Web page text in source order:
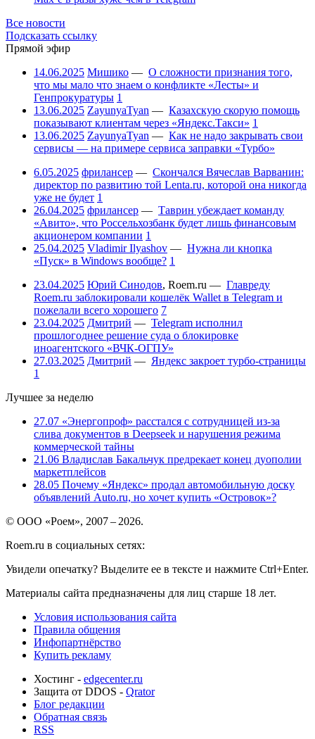
Все новости
Подсказать ссылку
Прямой эфир
14.06.2025 Мишико — О сложности признания того,
что мы мало что знаем о конфликте «Лесты» и
Генпрокуратуры 1
13.06.2025 ZayunyaTyan — Казахскую скорую помощь
показывают клиентам через «Яндекс.Такси» 1
13.06.2025 ZayunyaTyan — Как не надо закрывать свои
сервисы — на примере сервиса заправки «Турбо»
6.05.2025 фрилансер — Скончался Вячеслав Варванин:
директор по развитию той Lenta.ru, которой она никогда
уже не будет 1
26.04.2025 фрилансер — Таврин убеждает команду
«Авито», что Россельхозбанк будет лишь финансовым
акционером компании 1
25.04.2025 Vladimir Ilyashov — Нужна ли кнопка
«Пуск» в Windows вообще? 1
23.04.2025 Юрий Синодов, Roem.ru — Главреду
Roem.ru заблокировали кошелёк Wallet в Telegram и
пожелали всего хорошего 7
23.04.2025 Дмитрий — Telegram исполнил
прошлогоднее решение суда о блокировке
иноагентского «ВЧК-ОГПУ»
27.03.2025 Дмитрий — Яндекс закроет турбо-страницы
1
Лучшее за неделю
27.07 «Энергопроф» расстался с сотрудницей из-за
слива документов в Deepseek и нарушения режима
коммерческой тайны
21.06 Владислав Бакальчук предрекает конец дуополии
маркетплейсов
28.05 Почему «Яндекс» продал автомобильную доску
объявлений Auto.ru, но хочет купить «Островок»?
© ООО «Роем», 2007 – 2026.
Roem.ru в социальных сетях:
Увидели опечатку? Выделите ее в тексте и нажмите Ctrl+Enter.
Материалы сайта предназначены для лиц старше 18 лет.
Условия использования сайта
Правила общения
Инфопартнёрство
Купить рекламу
Хостинг - edgecenter.ru
Защита от DDOS - Qrator
Блог редакции
Обратная связь
RSS